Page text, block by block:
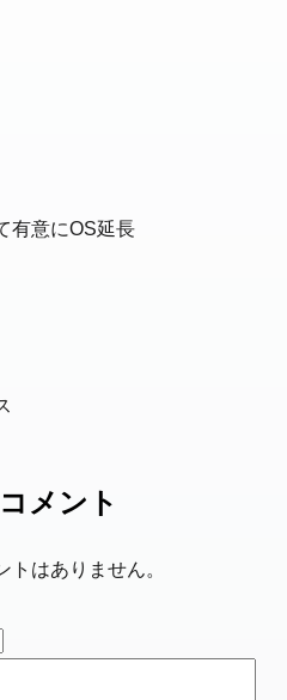
有意にOS延長
メント
トはありません。